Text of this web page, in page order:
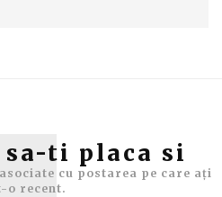
sa-ti placa si
cu postarea pe care ați
o recent.